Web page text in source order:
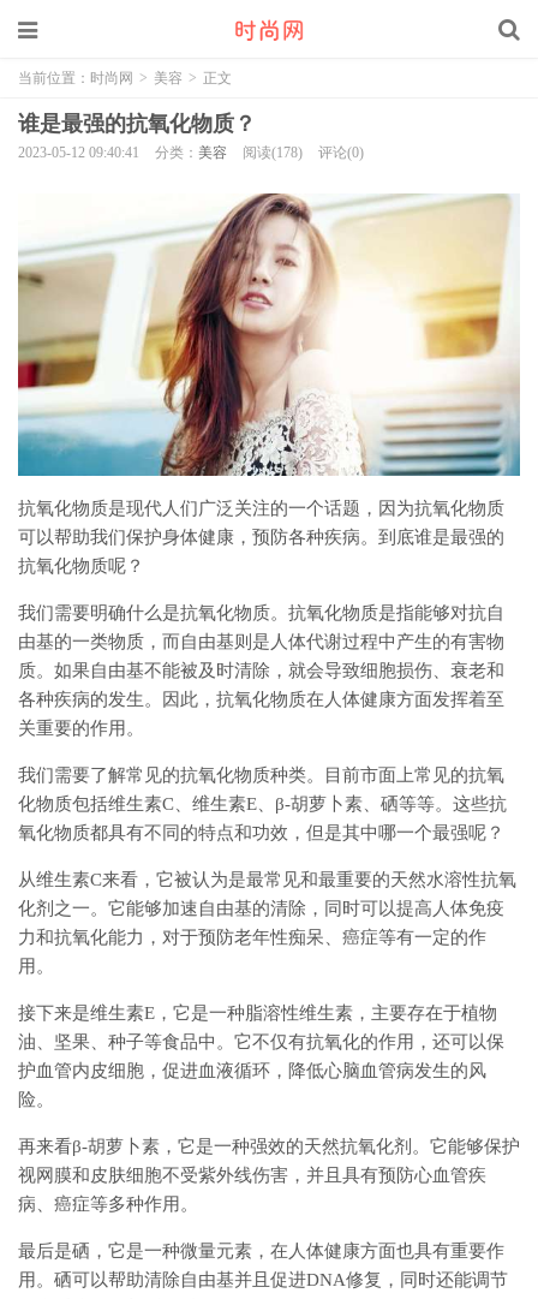
当前位置： 时尚网 > 美容 > 正文
谁是最强的抗氧化物质？
2023-05-12 09:40:41 分类： 美容 阅读(178) 评论(0)
抗氧化物质是现代人们广泛关注的一个话题，因为抗氧化物质
可以帮助我们保护身体健康，预防各种疾病。到底谁是最强的
抗氧化物质呢？
我们需要明确什么是抗氧化物质。抗氧化物质是指能够对抗自
由基的一类物质，而自由基则是人体代谢过程中产生的有害物
质。如果自由基不能被及时清除，就会导致细胞损伤、衰老和
各种疾病的发生。因此，抗氧化物质在人体健康方面发挥着至
关重要的作用。
我们需要了解常见的抗氧化物质种类。目前市面上常见的抗氧
化物质包括维生素C、维生素E、β-胡萝卜素、硒等等。这些抗
氧化物质都具有不同的特点和功效，但是其中哪一个最强呢？
从维生素C来看，它被认为是最常见和最重要的天然水溶性抗氧
化剂之一。它能够加速自由基的清除，同时可以提高人体免疫
力和抗氧化能力，对于预防老年性痴呆、癌症等有一定的作
用。
接下来是维生素E，它是一种脂溶性维生素，主要存在于植物
油、坚果、种子等食品中。它不仅有抗氧化的作用，还可以保
护血管内皮细胞，促进血液循环，降低心脑血管病发生的风
险。
再来看β-胡萝卜素，它是一种强效的天然抗氧化剂。它能够保护
视网膜和皮肤细胞不受紫外线伤害，并且具有预防心血管疾
病、癌症等多种作用。
最后是硒，它是一种微量元素，在人体健康方面也具有重要作
用。硒可以帮助清除自由基并且促进DNA修复，同时还能调节